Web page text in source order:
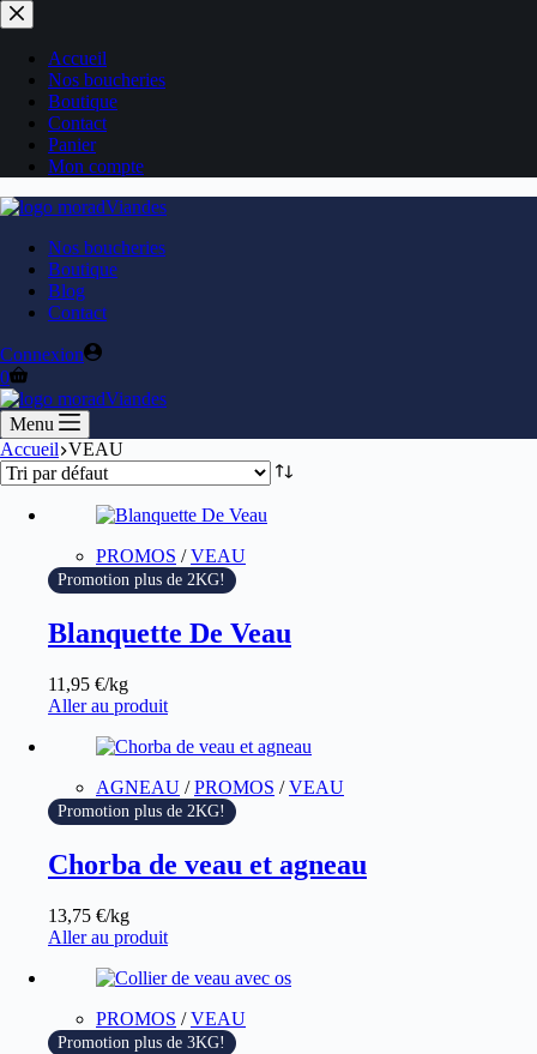
Accueil
Nos boucheries
Boutique
Contact
Panier
Mon compte
Nos boucheries
Boutique
Blog
Contact
Connexion
0
Menu
Accueil VEAU
PROMOS /VEAU
Promotion plus de 2KG!
Blanquette De Veau
11,95 €/kg
Aller au produit
AGNEAU /PROMOS /VEAU
Promotion plus de 2KG!
Chorba de veau et agneau
13,75 €/kg
Aller au produit
PROMOS /VEAU
Promotion plus de 3KG!